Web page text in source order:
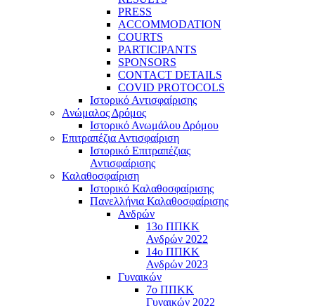
PRESS
ACCOMMODATION
COURTS
PARTICIPANTS
SPONSORS
CONTACT DETAILS
COVID PROTOCOLS
Ιστορικό Αντισφαίρισης
Ανώμαλος Δρόμος
Ιστορικό Ανωμάλου Δρόμου
Επιτραπέζια Αντισφαίριση
Ιστορικό Επιτραπέζιας
Αντισφαίρισης
Καλαθοσφαίριση
Ιστορικό Καλαθοσφαίρισης
Πανελλήνια Καλαθοσφαίρισης
Ανδρών
13ο ΠΠΚΚ
Ανδρών 2022
14ο ΠΠΚΚ
Ανδρών 2023
Γυναικών
7ο ΠΠΚΚ
Γυναικών 2022